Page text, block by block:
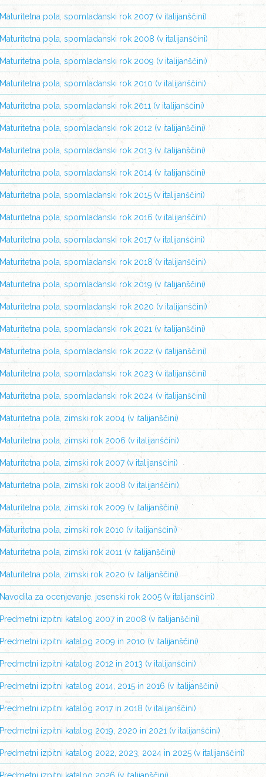
Maturitetna pola, spomladanski rok 2007 (v italijanščini)
Maturitetna pola, spomladanski rok 2008 (v italijanščini)
Maturitetna pola, spomladanski rok 2009 (v italijanščini)
Maturitetna pola, spomladanski rok 2010 (v italijanščini)
Maturitetna pola, spomladanski rok 2011 (v italijanščini)
Maturitetna pola, spomladanski rok 2012 (v italijanščini)
Maturitetna pola, spomladanski rok 2013 (v italijanščini)
Maturitetna pola, spomladanski rok 2014 (v italijanščini)
Maturitetna pola, spomladanski rok 2015 (v italijanščini)
Maturitetna pola, spomladanski rok 2016 (v italijanščini)
Maturitetna pola, spomladanski rok 2017 (v italijanščini)
Maturitetna pola, spomladanski rok 2018 (v italijanščini)
Maturitetna pola, spomladanski rok 2019 (v italijanščini)
Maturitetna pola, spomladanski rok 2020 (v italijanščini)
Maturitetna pola, spomladanski rok 2021 (v italijanščini)
Maturitetna pola, spomladanski rok 2022 (v italijanščini)
Maturitetna pola, spomladanski rok 2023 (v italijanščini)
Maturitetna pola, spomladanski rok 2024 (v italijanščini)
Maturitetna pola, zimski rok 2004 (v italijanščini)
Maturitetna pola, zimski rok 2006 (v italijanščini)
Maturitetna pola, zimski rok 2007 (v italijanščini)
Maturitetna pola, zimski rok 2008 (v italijanščini)
Maturitetna pola, zimski rok 2009 (v italijanščini)
Maturitetna pola, zimski rok 2010 (v italijanščini)
Maturitetna pola, zimski rok 2011 (v italijanščini)
Maturitetna pola, zimski rok 2020 (v italijanščini)
Navodila za ocenjevanje, jesenski rok 2005 (v italijanščini)
Predmetni izpitni katalog 2007 in 2008 (v italijanščini)
Predmetni izpitni katalog 2009 in 2010 (v italijanščini)
Predmetni izpitni katalog 2012 in 2013 (v italijanščini)
Predmetni izpitni katalog 2014, 2015 in 2016 (v italijanščini)
Predmetni izpitni katalog 2017 in 2018 (v italijanščini)
Predmetni izpitni katalog 2019, 2020 in 2021 (v italijanščini)
Predmetni izpitni katalog 2022, 2023, 2024 in 2025 (v italijanščini)